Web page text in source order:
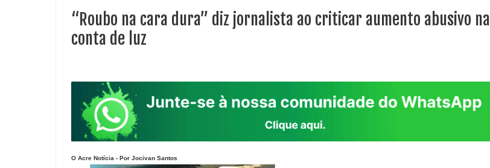
“Roubo na cara dura” diz jornalista ao criticar aumento abusivo na
conta de luz
O Acre Notícia - Por Jocivan Santos